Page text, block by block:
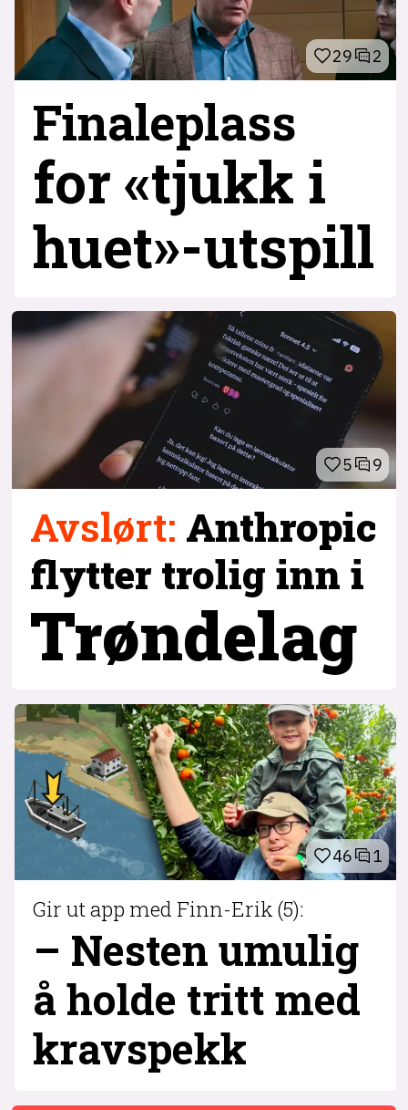
29 2
Finaleplass
for «tjukk i
huet»-utspill
5 9
Avslørt: Anthropic
flytter trolig inn i
Trøndelag
46 1
Gir ut app med Finn-Erik (5):
– Nesten umulig
å holde tritt med
krav­spekk